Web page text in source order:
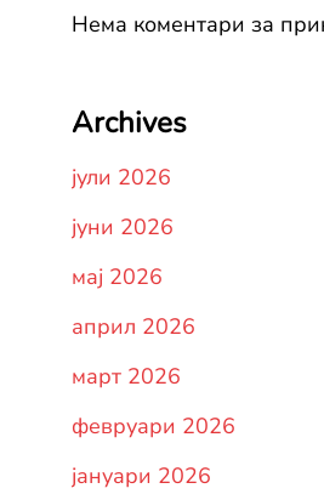
Нема коментари за
Archives
јули 2026
јуни 2026
мај 2026
април 2026
март 2026
февруари 2026
јануари 2026